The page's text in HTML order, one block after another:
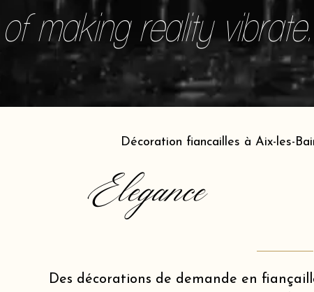
of making reality vibrate.
Décoration fiancailles à Aix-les-
Elegance
Des décorations de demande en